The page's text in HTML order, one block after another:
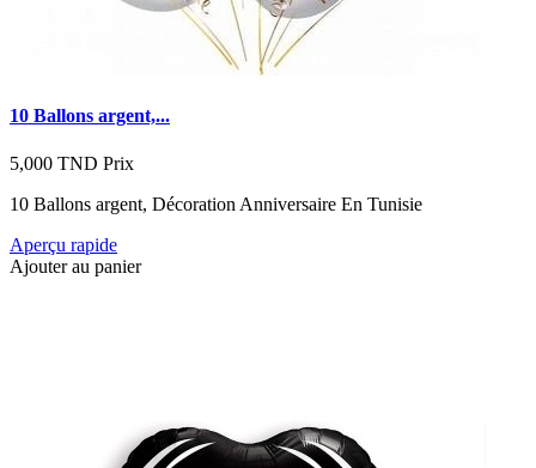
10 Ballons argent,...
5,000 TND Prix
10 Ballons argent, Décoration Anniversaire En Tunisie
Aperçu rapide
Ajouter au panier